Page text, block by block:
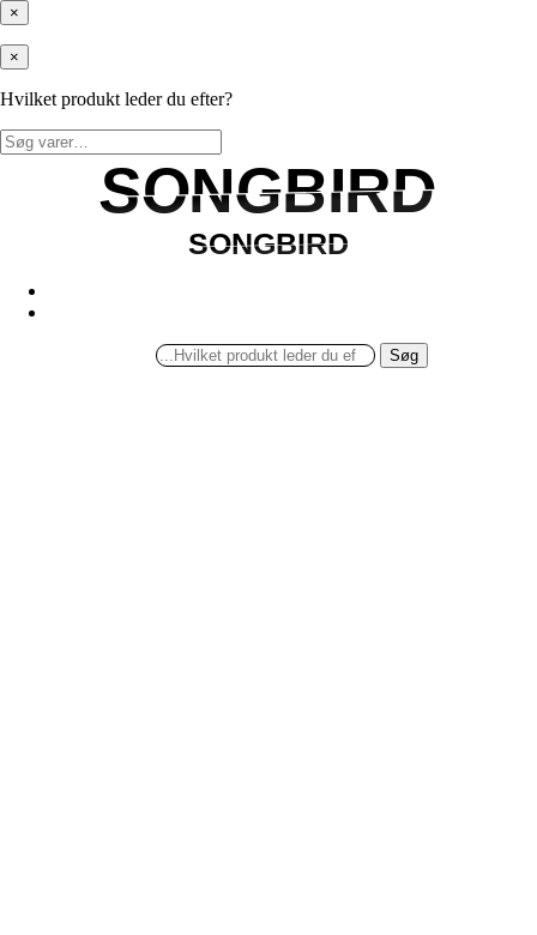
×
×
Hvilket produkt leder du efter?
Søg
efter:
SONGBIRD
SONGBIRD
SONGBIRD
SONGBIRD
Søg